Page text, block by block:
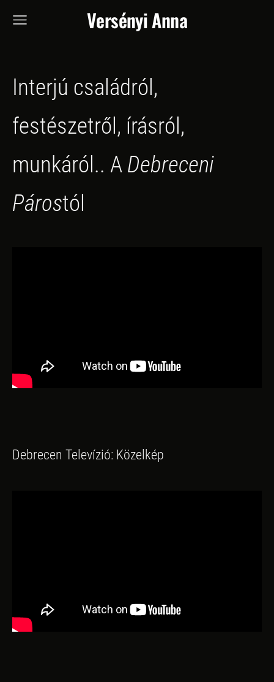
Versényi Anna
Interjú családról,
festészetről, írásról,
munkáról.. A Debreceni
Párostól
Debrecen Televízió: Közelkép